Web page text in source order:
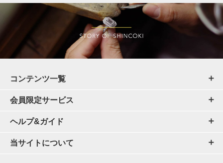
コンテンツ一覧
会員限定サービス
ヘルプ&ガイド
当サイトについて